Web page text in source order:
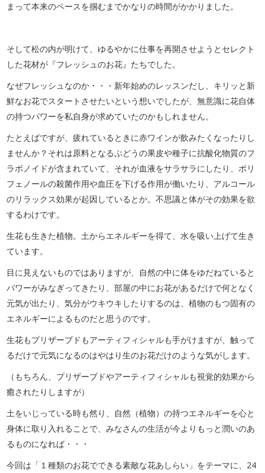
まって本来のペースを掴むまでかなりの時間がかかりました。
そして松の内が明けて、ゆるやかに仕事を再開させようとセレクト
した花材が『フレッシュのお花』たちでした。
なぜフレッシュなのか・・・新年始めのレッスンだし、キリッと新
鮮なお花でスタートさせたいという想いでしたが、無意識に花自体
の持つパワーを私自身が求めていたのかもしれません。
たとえばですが、疲れているときに赤ワインが飲みたくなったりし
ませんか？それは原料となるぶどうの果皮や種子に抗酸化物質のフ
ラボノイドが含まれていて、それが血液をサラサラにしたり、ポリ
フェノールの殺菌作用や血圧を下げる作用が働いたり、アルコール
のリラックス効果が起因しているとか。不思議と体がその効果を欲
するわけです。
生花も生きた植物。土からエネルギーを得て、水を吸い上げて生き
ています。
目に見えないものではありますが、自然の中に体をゆだねていると
パワーがみなぎってきたり、部屋の中にお花があるだけで何となく
元気が出たり、気分がウキウキしたりするのは、植物のもつ固有の
エネルギーによるものだと思うのです。
生花もプリザーブドもアーティフィシャルも手がけますが、触って
るだけで元気になるのはやはり生のお花だけのような気がします。
（もちろん、プリザーブドやアーティフィシャルも視覚的効果から
癒されたりしますが）
土をいじっている時も然り、自然（植物）の持つエネルギーを心と
身体に取り入れることで、みなさんの生活が今よりもっと潤いのあ
るものになれば・・・
今回は「１種類のお花でできる素敵な花あしらい」をテーマに、24